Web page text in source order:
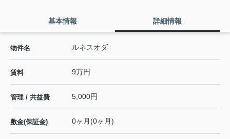
基本情報 詳細情報
物件名 ルネスオダ
賃料 9万円
管理 / 共益費 5,000円
敷金(保証金) 0ヶ月(0ヶ月)